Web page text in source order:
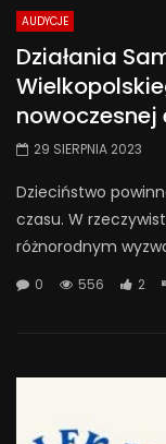
AUDYCJE
Działania
29 SIERPNIA 2023
Dzieciństwo
czasu. W
różnorodnym
0 556 2